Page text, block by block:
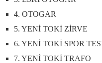
4. OTOGAR
5. YENİ TOKİ ZİRVE
6. YENİ TOKİ SPOR
7. YENİ TOKİ TRAFO